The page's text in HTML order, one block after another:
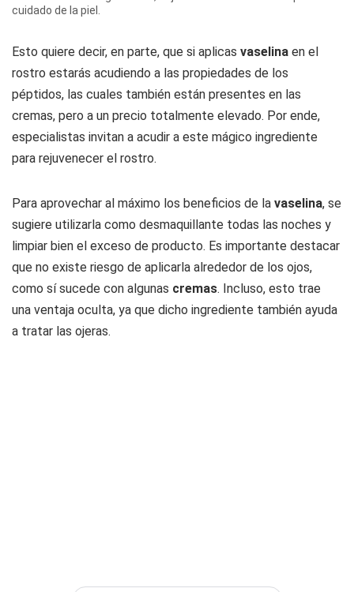
cuidado de la piel.
Esto quiere decir, en parte, que si aplicas vaselina en el
rostro estarás acudiendo a las propiedades de los
péptidos, las cuales también están presentes en las
cremas, pero a un precio totalmente elevado. Por ende,
especialistas invitan a acudir a este mágico ingrediente
para rejuvenecer el rostro.
Para aprovechar al máximo los beneficios de la vaselina, se
sugiere utilizarla como desmaquillante todas las noches y
limpiar bien el exceso de producto. Es importante destacar
que no existe riesgo de aplicarla alrededor de los ojos,
como sí sucede con algunas cremas. Incluso, esto trae
una ventaja oculta, ya que dicho ingrediente también ayuda
a tratar las ojeras.